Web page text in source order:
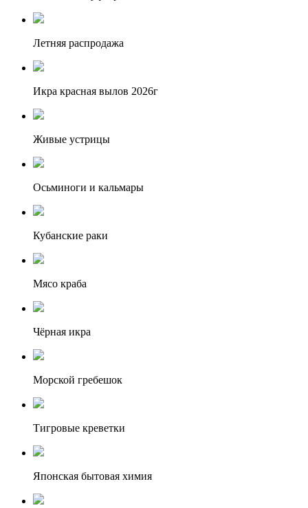
Летняя распродажа
Икра красная вылов 2026г
Живые устрицы
Осьминоги и кальмары
Кубанские раки
Мясо краба
Чёрная икра
Морской гребешок
Тигровые креветки
Японская бытовая химия